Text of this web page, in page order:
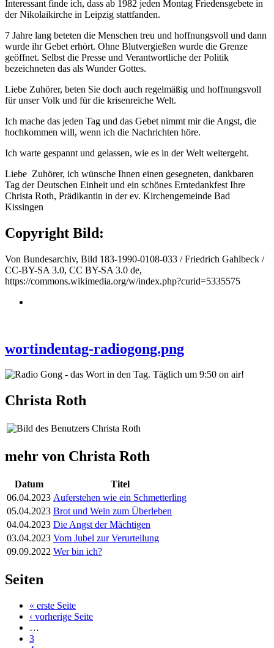
Interessant finde ich, dass ab 1982 jeden Montag Friedensgebete in
der Nikolaikirche in Leipzig stattfanden.
7 Jahre lang beteten die Menschen treu und hoffnungsvoll und dann
wurde ihr Gebet erhört. Ohne Blutvergießen wurde die Grenze
geöffnet. Selbst die Presse und Verantwortliche der Politik
bezeichneten das als Wunder Gottes.
Liebe Zuhörer, beten Sie doch auch regelmäßig und hoffnungsvoll
für unser Volk und für die krisenreiche Welt.
Ich mache das jeden Tag und das Gebet nimmt mir die Angst, die
hochkommen will, wenn ich die Nachrichten höre.
Ich warte gespannt und gelassen, wie es in der Welt weitergeht.
Liebe Zuhörer, ich wünsche Ihnen einen gesegneten, dankbaren
Tag der Deutschen Einheit und ein schönes Erntedankfest Ihre
Christa Roth, Prädikantin in der ev. Kirchengemeinde Bad
Kissingen
Copyright Bild:
Von Bundesarchiv, Bild 183-1990-0108-033 / Friedrich Gahlbeck /
CC-BY-SA 3.0, CC BY-SA 3.0 de,
https://commons.wikimedia.org/w/index.php?curid=5335575
wortindentag-radiogong.png
Christa Roth
mehr von Christa Roth
Datum
Titel
06.04.2023 Auferstehen wie ein Schmetterling
05.04.2023 Brot und Wein zum Überleben
04.04.2023 Die Angst der Mächtigen
03.04.2023 Vom Jubel zur Verurteilung
09.09.2022 Wer bin ich?
Seiten
« erste Seite
‹ vorherige Seite
…
3